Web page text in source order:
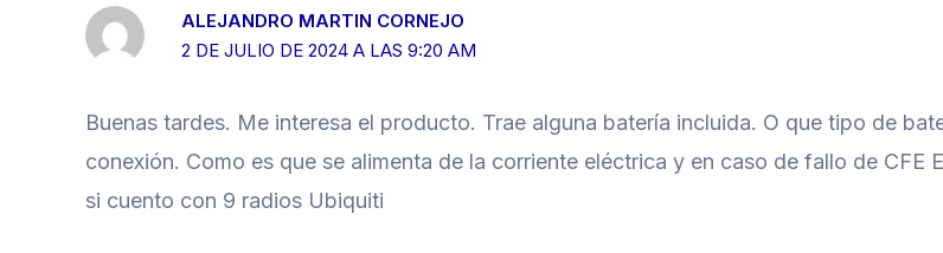
ALEJANDRO MARTIN CORNEJO
2 DE JULIO DE 2024 A LAS 9:20 AM
Buenas tardes. Me interesa el producto. Trae alguna batería incluida. O que tipo de
conexión. Como es que se alimenta de la corriente eléctrica y en caso de fallo de
si cuento con 9 radios Ubiquiti